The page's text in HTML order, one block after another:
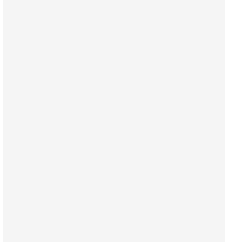
------------------------------------------------------------------